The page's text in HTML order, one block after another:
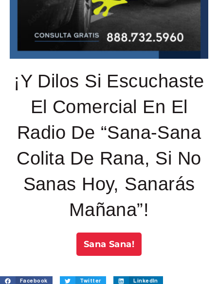
¡Y Dilos Si Escuchaste
El Comercial En El
Radio De “Sana-Sana
Colita De Rana, Si No
Sanas Hoy, Sanarás
Mañana”!
Sana Sana!
Facebook Twitter LinkedIn